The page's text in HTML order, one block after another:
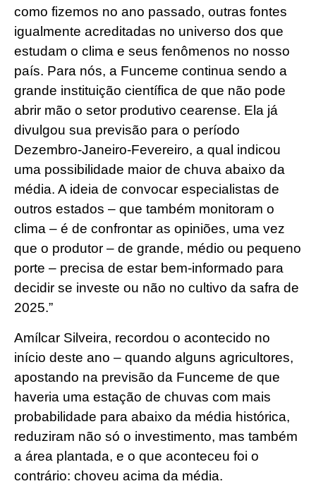
como fizemos no ano passado, outras fontes
igualmente acreditadas no universo dos que
estudam o clima e seus fenômenos no nosso
país. Para nós, a Funceme continua sendo a
grande instituição científica de que não pode
abrir mão o setor produtivo cearense. Ela já
divulgou sua previsão para o período
Dezembro-Janeiro-Fevereiro, a qual indicou
uma possibilidade maior de chuva abaixo da
média. A ideia de convocar especialistas de
outros estados – que também monitoram o
clima – é de confrontar as opiniões, uma vez
que o produtor – de grande, médio ou pequeno
porte – precisa de estar bem-informado para
decidir se investe ou não no cultivo da safra de
2025.”
Amílcar Silveira, recordou o acontecido no
início deste ano – quando alguns agricultores,
apostando na previsão da Funceme de que
haveria uma estação de chuvas com mais
probabilidade para abaixo da média histórica,
reduziram não só o investimento, mas também
a área plantada, e o que aconteceu foi o
contrário: choveu acima da média.